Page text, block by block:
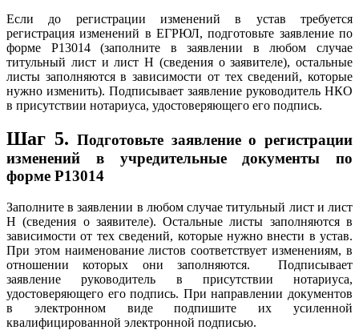
Если до регистрации изменений в устав требуется
регистрация изменений в ЕГРЮЛ, подготовьте заявление по
форме Р13014 (заполните в заявлении в любом случае
титульный лист и лист Н (сведения о заявителе), остальные
листы заполняются в зависимости от тех сведений, которые
нужно изменить). Подписывает заявление руководитель НКО
в присутствии нотариуса, удостоверяющего его подпись.
Шаг 5. Подготовьте заявление о регистрации
изменений в учредительные документы по
форме Р13014
Заполните в заявлении в любом случае титульный лист и лист
Н (сведения о заявителе). Остальные листы заполняются в
зависимости от тех сведений, которые нужно внести в устав.
При этом наименование листов соответствует изменениям, в
отношении которых они заполняются. Подписывает
заявление руководитель в присутствии нотариуса,
удостоверяющего его подпись. При направлении документов
в электронном виде подпишите их усиленной
квалифицированной электронной подписью.